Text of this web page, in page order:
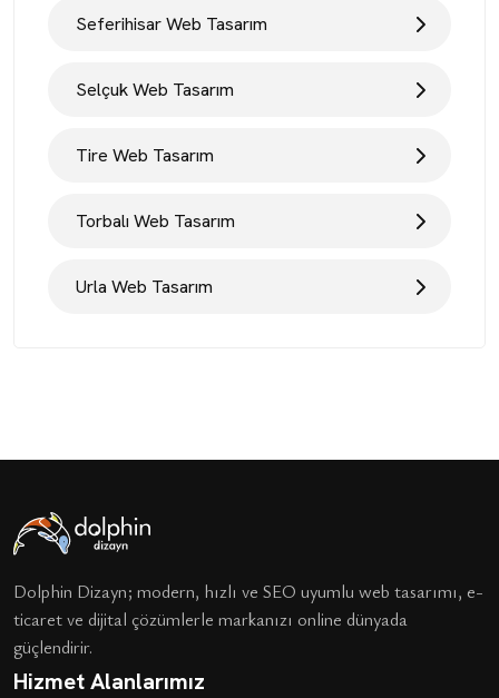
Seferihisar Web Tasarım
Selçuk Web Tasarım
Tire Web Tasarım
Torbalı Web Tasarım
Urla Web Tasarım
Dolphin Dizayn; modern, hızlı ve SEO uyumlu web tasarımı, e-
ticaret ve dijital çözümlerle markanızı online dünyada
güçlendirir.
Hizmet Alanlarımız